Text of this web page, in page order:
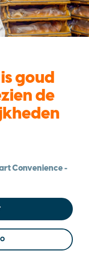
goud
de
Convenience -